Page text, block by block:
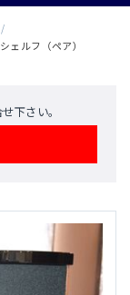
/
ェルフ（ペア）
下さい。